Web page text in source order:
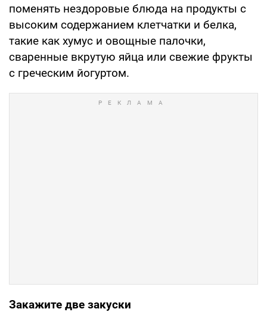
поменять нездоровые блюда на продукты с
высоким содержанием клетчатки и белка,
такие как хумус и овощные палочки,
сваренные вкрутую яйца или свежие фрукты
с греческим йогуртом.
Закажите две закуски